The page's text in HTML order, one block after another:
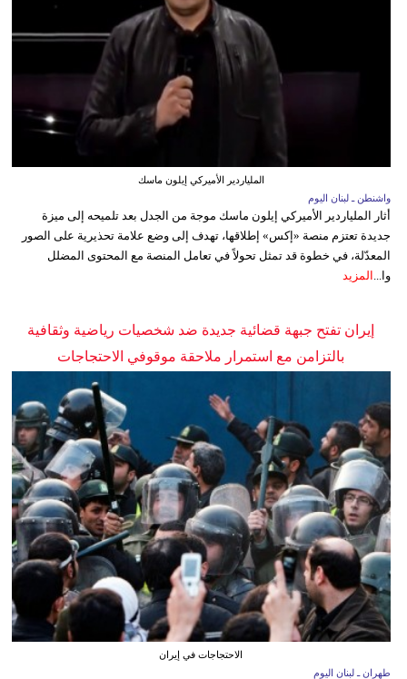
الملياردير الأميركي إيلون ماسك
واشنطن ـ لبنان اليوم
أثار الملياردير الأميركي إيلون ماسك موجة من الجدل بعد تلميحه إلى ميزة
جديدة تعتزم منصة «إكس» إطلاقها، تهدف إلى وضع علامة تحذيرية على الصور
المعدّلة، في خطوة قد تمثل تحولاً في تعامل المنصة مع المحتوى المضلل
وا...
المزيد
إيران تفتح جبهة قضائية جديدة ضد شخصيات رياضية وثقافية
بالتزامن مع استمرار ملاحقة موقوفي الاحتجاجات
الاحتجاجات في إيران
طهران ـ لبنان اليوم